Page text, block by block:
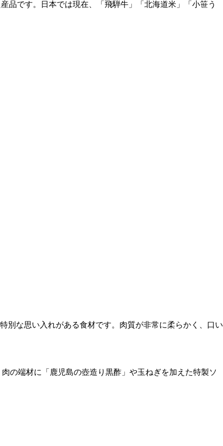
です。日本では現在、「飛騨牛」「北海道米」「小笹う
な思い入れがある食材です。肉質が非常に柔らかく、口い
の端材に「鹿児島の壺造り黒酢」や玉ねぎを加えた特製ソ